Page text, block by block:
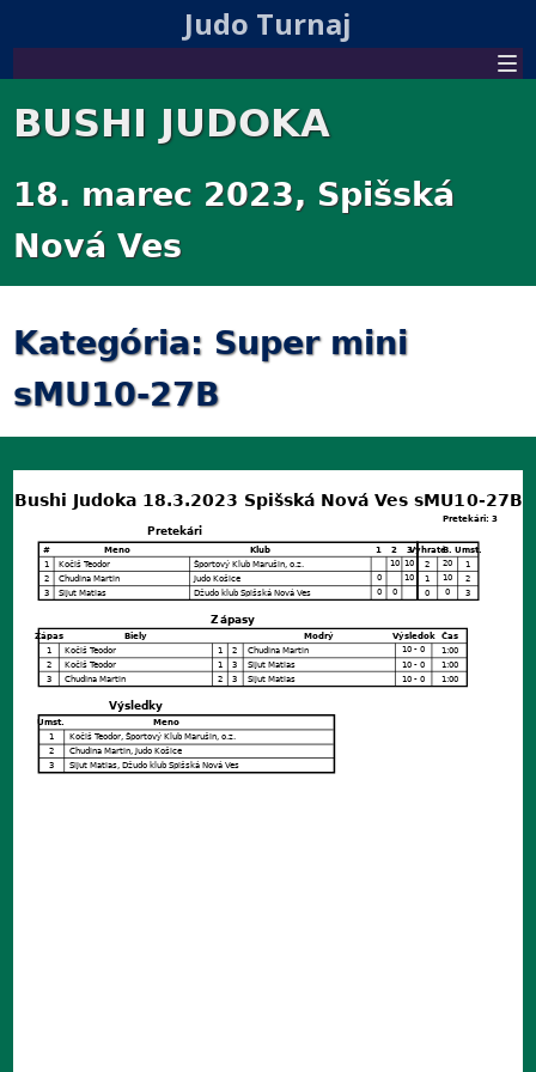
Judo Turnaj
BUSHI JUDOKA
18. marec 2023, Spišská
Nová Ves
Kategória: Super mini
sMU10-27B